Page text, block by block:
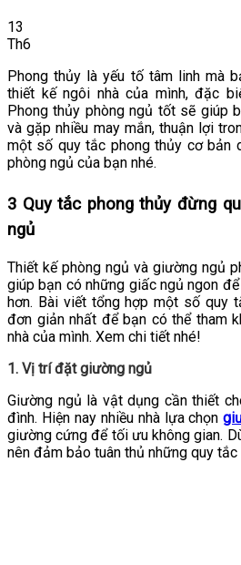
13
Th6
Phong thủy là yếu tố tâm linh mà
thiết kế ngôi nhà của mình, đặc
Phong thủy phòng ngủ tốt sẽ giúp
và gặp nhiều may mắn, thuận lợi
một số quy tắc phong thủy cơ bản
phòng ngủ của bạn nhé.
3 Quy tắc phong thủy đừng
ngủ
Thiết kế phòng ngủ và giường ngủ
giúp bạn có những giấc ngủ ngon
hơn. Bài viết tổng hợp một số quy
đơn giản nhất để bạn có thể tham
nhà của mình. Xem chi tiết nhé!
1. Vị trí đặt giường ngủ
Giường ngủ là vật dụng cần thiết
đình. Hiện nay nhiều nhà lựa chọn
giường cứng để tối ưu không gian.
nên đảm bảo tuân thủ những quy